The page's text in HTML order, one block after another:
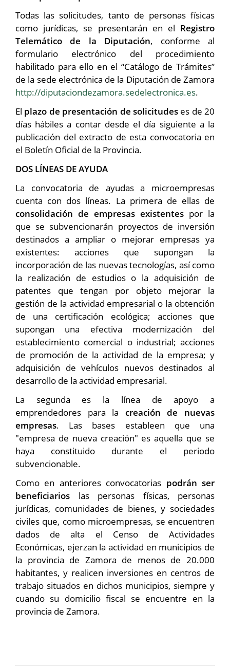
Todas las solicitudes, tanto de personas físicas
como jurídicas, se presentarán en el Registro
Telemático de la Diputación, conforme al
formulario electrónico del procedimiento
habilitado para ello en el “Catálogo de Trámites”
de la sede electrónica de la Diputación de Zamora
http://diputaciondezamora.sedelectronica.es.
El plazo de presentación de solicitudeses de 20
días hábiles a contar desde el día siguiente a la
publicación del extracto de esta convocatoria en
el Boletín Oficial de la Provincia.
DOS LÍNEAS DE AYUDA
La convocatoria de ayudas a microempresas
cuenta con dos líneas. La primera de ellas de
consolidación de empresas existentes por la
que se subvencionarán proyectos de inversión
destinados a ampliar o mejorar empresas ya
existentes: acciones que supongan la
incorporación de las nuevas tecnologías, así como
la realización de estudios o la adquisición de
patentes que tengan por objeto mejorar la
gestión de la actividad empresarial o la obtención
de una certificación ecológica; acciones que
supongan una efectiva modernización del
establecimiento comercial o industrial; acciones
de promoción de la actividad de la empresa; y
adquisición de vehículos nuevos destinados al
desarrollo de la actividad empresarial.
La segunda es la línea de apoyo a
emprendedores para la creación de nuevas
empresas. Las bases estableen que una
"empresa de nueva creación" es aquella que se
haya constituido durante el periodo
subvencionable.
Como en anteriores convocatorias podrán ser
beneficiarios las personas físicas, personas
jurídicas, comunidades de bienes, y sociedades
civiles que, como microempresas, se encuentren
dados de alta el Censo de Actividades
Económicas, ejerzan la actividad en municipios de
la provincia de Zamora de menos de 20.000
habitantes, y realicen inversiones en centros de
trabajo situados en dichos municipios, siempre y
cuando su domicilio fiscal se encuentre en la
provincia de Zamora.